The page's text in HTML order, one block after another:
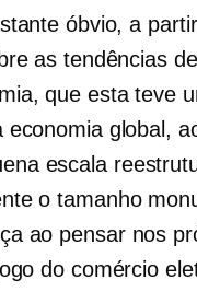
óbvio, a
as tendências
que esta teve
economia global,
escala
o tamanho
ao pensar nos
do comércio